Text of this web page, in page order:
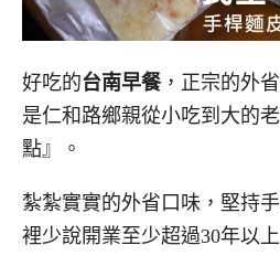
好吃的台南早餐，正宗的外
是仁和路鄉親從小吃到大的
點』。
紮紮實實的外省口味，堅持
裡少說開業至少超過30年以上